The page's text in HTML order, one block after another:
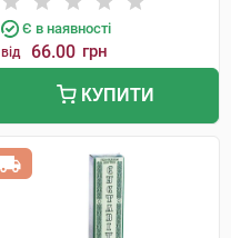
Є в наявності
від 66.00 грн
КУПИТИ